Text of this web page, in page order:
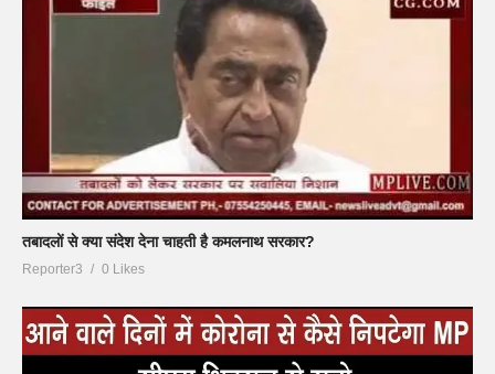
तबादलों से क्या संदेश देना चाहती है कमलनाथ सरकार?
Reporter3 0 Likes